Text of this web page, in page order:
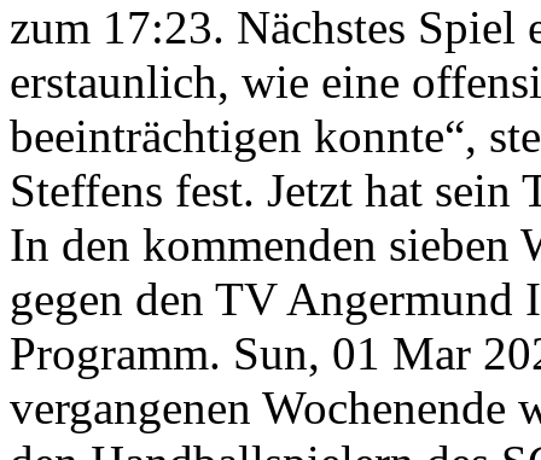
zum 17:23. Nächstes Spiel
erstaunlich, wie eine
beeinträchtigen konnte“,
Steffens fest. Jetzt hat sein
In den kommenden sieben
gegen den TV
Programm. Sun, 01 Mar
vergangenen Wochenende